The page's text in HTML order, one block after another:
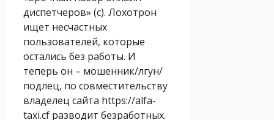
диспетчеров» (с). Лохотрон
ищет несчастных
пользователей, которые
остались без работы. И
теперь он – мошенник/лгун/
подлец, по совместительству
владелец сайта https://alfa-
taxi.cf разводит безработных.